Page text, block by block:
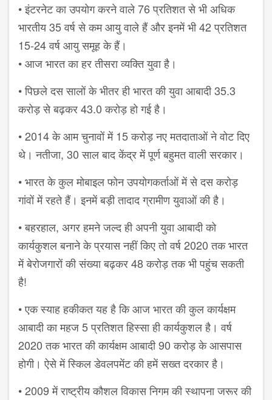
• इंटरनेट का उपयोग करने वाले 76 प्रतिशत से भी अधिक
भारतीय 35 वर्ष से कम आयु वाले हैं और इनमें भी 42 प्रतिशत
15-24 वर्ष आयु समूह के हैं।
• आज भारत का हर तीसरा व्यक्ति युवा है।
• पिछले दस सालों के भीतर ही भारत की युवा आबादी 35.3
करोड़ से बढ़कर 43.0 करोड़ हो गई है।
• 2014 के आम चुनावों में 15 करोड़ नए मतदाताओं ने वोट दिए
थे। नतीजा, 30 साल बाद केंद्र में पूर्ण बहुमत वाली सरकार।
• भारत के कुल मोबाइल फोन उपयोगकर्ताओं में से दस करोड़
गांवों में रहते हैं। इनमें बड़ी तादाद ग्रामीण युवाओं की है।
• बहरहाल, अगर हमने जल्द ही अपनी युवा आबादी को
कार्यकुशल बनाने के प्रयास नहीं किए तो वर्ष 2020 तक भारत
में बेरोजगारों की संख्या बढ़कर 48 करोड़ तक भी पहुंच सकती
है!
• एक स्याह हकीकत यह है कि आज भारत की कुल कार्यक्षम
आबादी का महज 5 प्रतिशत हिस्सा ही कार्यकुशल है। वर्ष
2020 तक भारत की कार्यक्षम आबादी 90 करोड़ के आसपास
होगी। ऐसे में स्किल डेवलपमेंट की हमें सख्त दरकार है।
• 2009 में राष्ट्रीय कौशल विकास निगम की स्थापना जरूर की